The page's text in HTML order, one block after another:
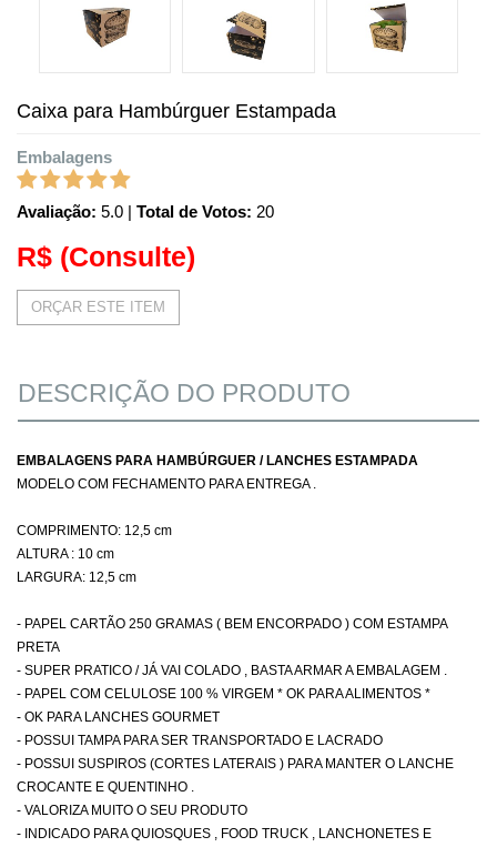
Caixa para Hambúrguer Estampada
Embalagens
Avaliação: 5.0 | Total de Votos: 20
R$ (Consulte)
ORÇAR ESTE ITEM
DESCRIÇÃO DO PRODUTO
EMBALAGENS PARA HAMBÚRGUER / LANCHES ESTAMPADA
MODELO COM FECHAMENTO PARA ENTREGA .
COMPRIMENTO: 12,5 cm
ALTURA : 10 cm
LARGURA: 12,5 cm
- PAPEL CARTÃO 250 GRAMAS ( BEM ENCORPADO ) COM ESTAMPA
PRETA
- SUPER PRATICO / JÁ VAI COLADO , BASTA ARMAR A EMBALAGEM .
- PAPEL COM CELULOSE 100 % VIRGEM * OK PARA ALIMENTOS *
- OK PARA LANCHES GOURMET
- POSSUI TAMPA PARA SER TRANSPORTADO E LACRADO
- POSSUI SUSPIROS (CORTES LATERAIS ) PARA MANTER O LANCHE
CROCANTE E QUENTINHO .
- VALORIZA MUITO O SEU PRODUTO
- INDICADO PARA QUIOSQUES , FOOD TRUCK , LANCHONETES E